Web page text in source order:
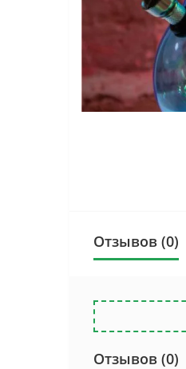
Отзывов (0)
Отзывов (0)